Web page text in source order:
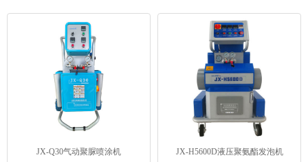
JX-Q30气动聚脲喷涂机 JX-H5600D液压聚氨酯发泡机